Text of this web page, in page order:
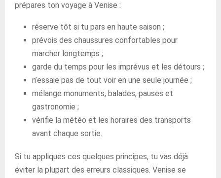
prépares ton voyage à Venise :
réserve tôt si tu pars en haute saison ;
prévois des chaussures confortables pour
marcher longtemps ;
garde du temps pour les imprévus et les détours ;
n’essaie pas de tout voir en une seule journée ;
mélange monuments, balades, pauses et
gastronomie ;
vérifie la météo et les horaires des transports
avant chaque sortie.
Si tu appliques ces quelques principes, tu vas déjà
éviter la plupart des erreurs classiques. Venise se